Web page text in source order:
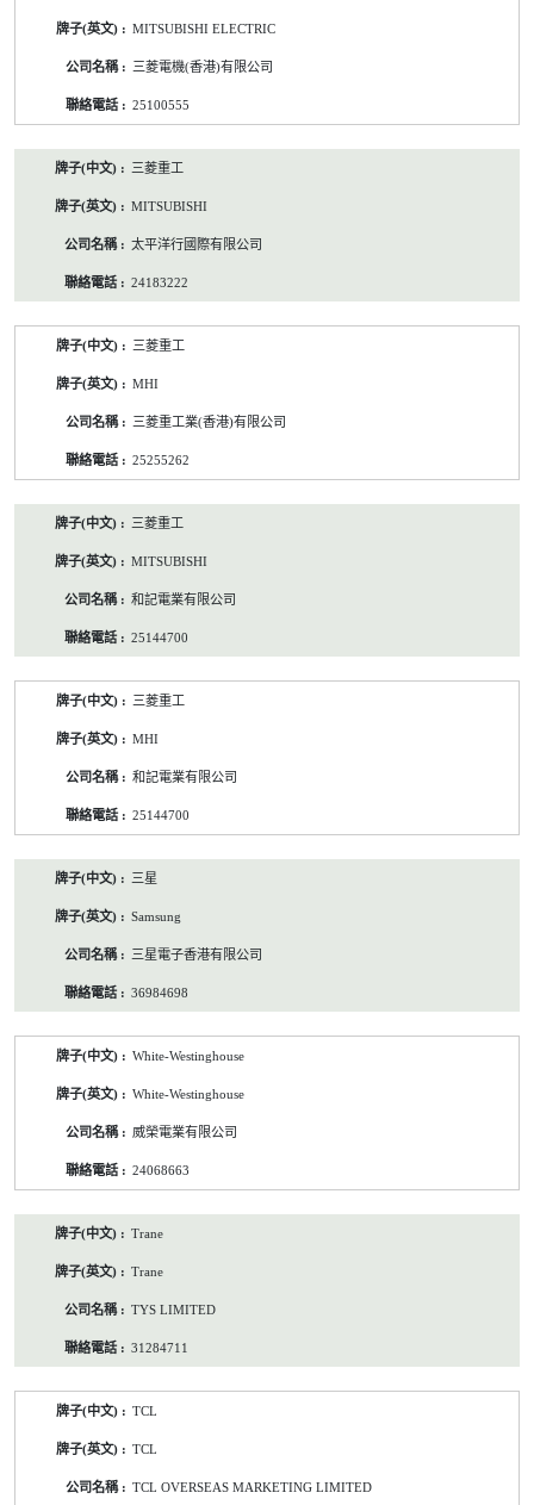
MITSUBISHI ELECTRIC
三菱電機(香港)有限公司
25100555
三菱重工
MITSUBISHI
太平洋行國際有限公司
24183222
三菱重工
MHI
三菱重工業(香港)有限公司
25255262
三菱重工
MITSUBISHI
和記電業有限公司
25144700
三菱重工
MHI
和記電業有限公司
25144700
三星
Samsung
三星電子香港有限公司
36984698
White-Westinghouse
White-Westinghouse
威榮電業有限公司
24068663
Trane
Trane
TYS LIMITED
31284711
TCL
TCL
TCL OVERSEAS MARKETING LIMITED